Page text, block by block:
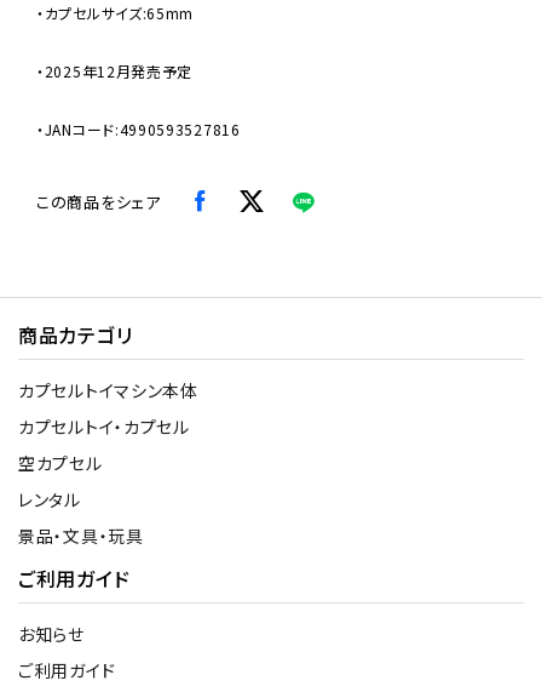
・カプセルサイズ:65mm
・2025年12月発売予定
・JANコード:4990593527816
この商品をシェア
商品カテゴリ
カプセルトイマシン本体
カプセルトイ・カプセル
空カプセル
レンタル
景品・文具・玩具
ご利用ガイド
お知らせ
ご利用ガイド